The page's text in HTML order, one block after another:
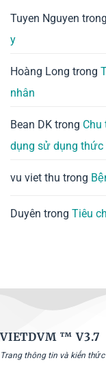
Tuyen Nguyen trong
y
Hoàng Long trong
nhân
Bean DK trong Chu
dụng sử dụng thức
vu viet thu trong
Duyên trong Tiêu
VIETDVM ™V3.7
Trang thông tin và kiến